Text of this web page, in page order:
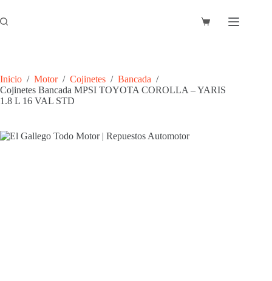
al
contenido
Carro
Inicio / Motor / Cojinetes / Bancada /
Cojinetes Bancada MPSI TOYOTA COROLLA – YARIS
1.8 L 16 VAL STD